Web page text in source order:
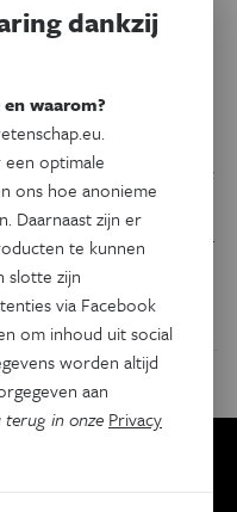
de strijd
infectie?
studie om na te gaan of
de behandeling van
bij een covid-19-
kan beperken.
dankzij
waarom?
optimale
ons hoe anonieme
Daarnaast zijn er
te kunnen
slotte zijn
via Facebook
om inhoud uit social
worden altijd
aan
in onze Privacy